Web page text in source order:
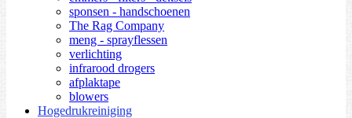
sponsen - handschoenen
The Rag Company
meng - sprayflessen
verlichting
infrarood drogers
afplaktape
blowers
Hogedrukreiniging